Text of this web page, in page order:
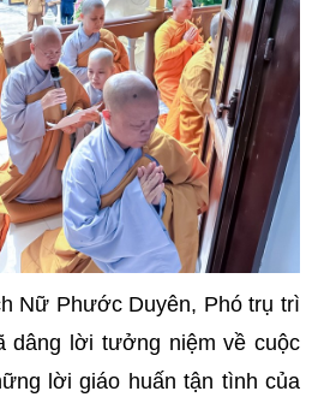
Nữ Phước Duyên, Phó trụ trì
dâng lời tưởng niệm về cuộc
lời giáo huấn tận tình của